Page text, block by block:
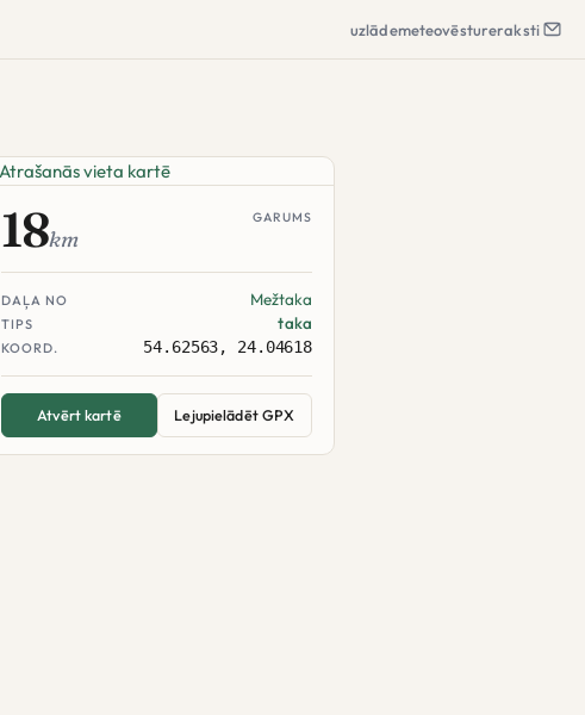
uzlādemeteovēstureraksti
18km
GARUMS
DAĻA NO Mežtaka
TIPS taka
KOORD. 54.62563, 24.04618
Atvērt kartē Lejupielādēt GPX